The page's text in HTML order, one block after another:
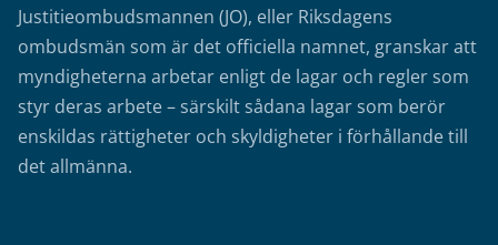
Justitieombudsmannen (JO), eller Riksdagens
ombudsmän som är det officiella namnet, granskar att
myndigheterna arbetar enligt de lagar och regler som
styr deras arbete – särskilt sådana lagar som berör
enskildas rättigheter och skyldigheter i förhållande till
det allmänna.